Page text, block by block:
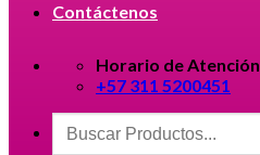
Contáctenos
Horario de Atención
+57 311 5200451
Buscar
por: